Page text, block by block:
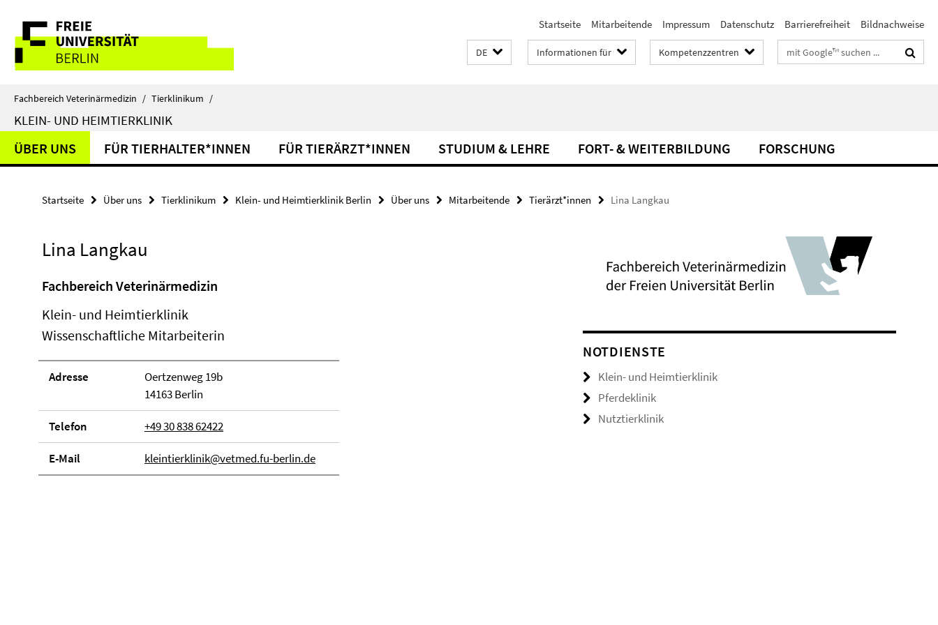
direkt
Inhalt
Service-
Navigation
Startseite Mitarbeitende Impressum Datenschutz Barrierefreiheit Bildnachweise
DE Informationen für Kompetenzzentren Suchbegriffe
Fachbereich Veterinärmedizin / Tierklinikum /
KLEIN- UND HEIMTIERKLINIK
ÜBER UNS FÜR TIERHALTER*INNEN FÜR TIERÄRZT*INNEN STUDIUM & LEHRE FORT- & WEITERBILDUNG FORSCHUNG
Startseite Über uns Tierklinikum Klein- und Heimtierklinik Berlin Über uns Mitarbeitende Tierärzt*innen Lina Langkau
Lina Langkau
Fachbereich Veterinärmedizin
Klein- und Heimtierklinik
Wissenschaftliche Mitarbeiterin
Adresse
Oertzenweg 19b
14163 Berlin
Telefon +49 30 838 62422
E-Mail kleintierklinik@vetmed.fu-berlin.de
NOTDIENSTE
Klein- und Heimtierklinik
Pferdeklinik
Nutztierklinik